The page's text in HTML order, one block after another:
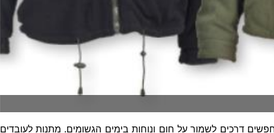
דרכים לשמור על חום ונוחות בימים הגשומים. מתנות לעובדים